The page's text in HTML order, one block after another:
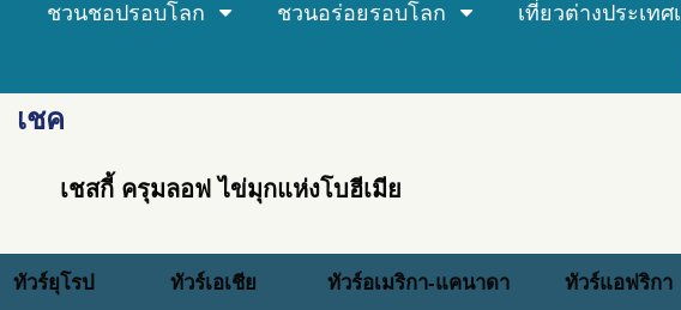
ชวนชอปรอบโลก ชวนอร่อยรอบโลก เที่ยวต่างประเท
เชค
เชสกี้ ครุมลอฟ ไข่มุกแห่งโบฮีเมีย
ทัวร์ยุโรป ทัวร์เอเชีย ทัวร์อเมริกา-แคนาดา ทัวร์แอฟริกา